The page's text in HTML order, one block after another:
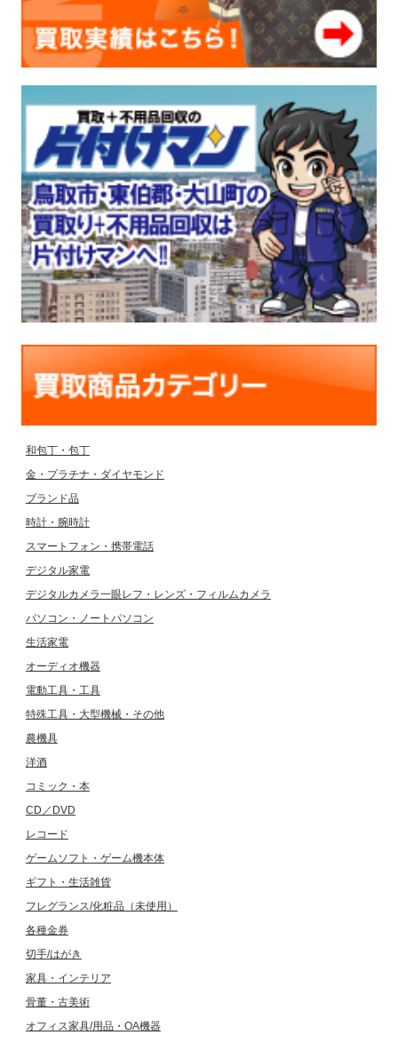
和包丁・包丁
金・プラチナ・ダイヤモンド
ブランド品
時計・腕時計
スマートフォン・携帯電話
デジタル家電
デジタルカメラ一眼レフ・レンズ・フィルムカメラ
パソコン・ノートパソコン
生活家電
オーディオ機器
電動工具・工具
特殊工具・大型機械・その他
農機具
洋酒
コミック・本
CD／DVD
レコード
ゲームソフト・ゲーム機本体
ギフト・生活雑貨
フレグランス/化粧品（未使用）
各種金券
切手/はがき
家具・インテリア
骨董・古美術
オフィス家具/用品・OA機器